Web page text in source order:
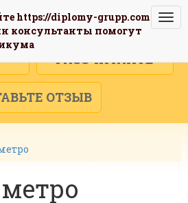
https://diplomy-grupp.com
консультанты помогут
РАССЧИТАЙТЕ
ОТЗЫВ